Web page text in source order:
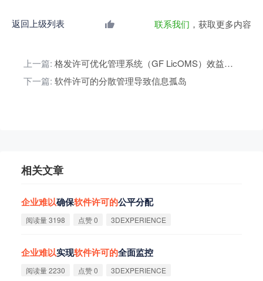
返回上级列表 联系我们 ，获取更多内容
上一篇:
格发许可优化管理系统（GF LicOMS）效益报告
下一篇: 软件许可的分散管理导致信息孤岛
相关文章
企业难以确保软件许可的公平分配
阅读量 3198 点赞 0 3DEXPERIENCE
企业难以实现软件许可的全面监控
阅读量 2230 点赞 0 3DEXPERIENCE